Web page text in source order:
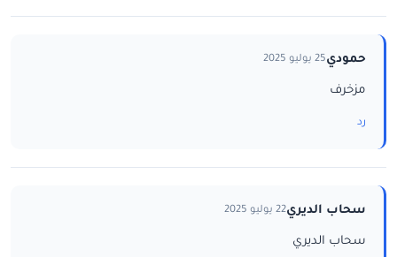
حمودي25 يوليو 2025
مزخرف
رد
سحاب الديري22 يوليو 2025
سحاب الديري